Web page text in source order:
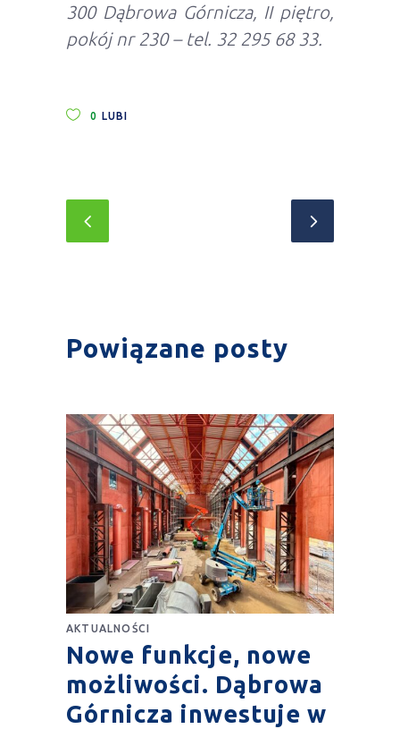
300 Dąbrowa Górnicza, II piętro,
pokój nr 230 – tel. 32 295 68 33.
0 LUBI
Powiązane posty
AKTUALNOŚCI
Nowe funkcje, nowe
możliwości. Dąbrowa
Górnicza inwestuje w